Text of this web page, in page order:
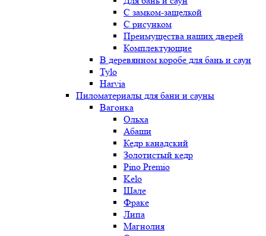
С замком-защелкой
С рисунком
Преимущества наших дверей
Комплектующие
В деревянном коробе для бань и саун
Tylo
Harvia
Пиломатериалы для бани и сауны
Вагонка
Ольха
Абаши
Кедр канадский
Золотистый кедр
Pino Premio
Kelo
Шале
Фраке
Липа
Магнолия